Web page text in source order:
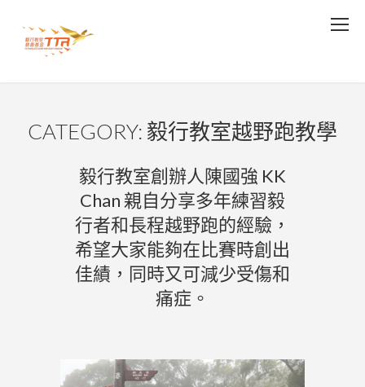
CATEGORY: 毅行教室越野跑教學
毅行教室創辦人陳國強 KK
Chan 親自分享多年練習毅
行者和長程越野跑的經驗，
希望大家能夠在比賽時創出
佳績，同時又可減少受傷和
痛症。